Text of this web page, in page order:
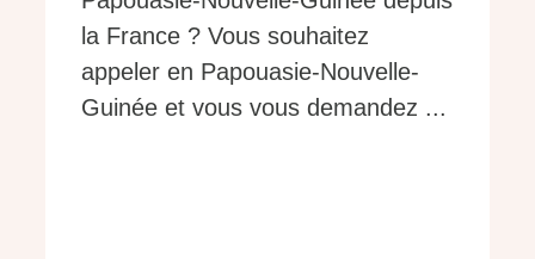
la France ? Vous souhaitez
appeler en Papouasie-Nouvelle-
Guinée et vous vous demandez ...